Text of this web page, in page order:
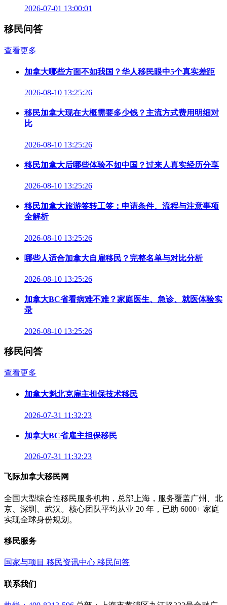
2026-07-01 13:00:01
移民问答
查看更多
加拿大哪些方面不如我国？华人移民眼中5个真实差距
2026-08-10 13:25:26
移民加拿大现在大概需要多少钱？主流方式费用明细对
比
2026-08-10 13:25:26
移民加拿大后哪些体验不如中国？过来人真实经历分享
2026-08-10 13:25:26
移民加拿大旅游签转工签：申请条件、流程与注意事项
全解析
2026-08-10 13:25:26
哪些人适合加拿大自雇移民？完整名单与对比分析
2026-08-10 13:25:26
加拿大BC省看病难不难？家庭医生、急诊、就医体验实
录
2026-08-10 13:25:26
移民问答
查看更多
加拿大魁北克雇主担保技术移民
2026-07-31 11:32:23
加拿大BC省雇主担保移民
2026-07-31 11:32:23
飞际加拿大移民网
全国大型综合性移民服务机构，总部上海，服务覆盖广州、北
京、深圳、武汉。核心团队平均从业 20 年，已助 6000+ 家庭
实现全球身份规划。
移民服务
国家与项目 移民资讯中心 移民问答
联系我们